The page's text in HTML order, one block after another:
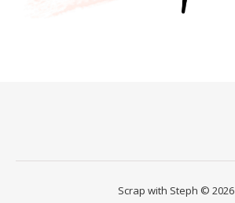
Scrap with Steph © 2026